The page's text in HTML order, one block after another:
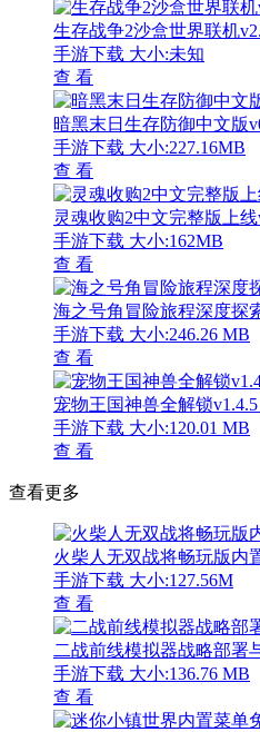
生存战争2沙盒世界联机
手游下载 大小:未知
查 看
暗黑末日生存防御中文版
手游下载 大小:227.16MB
查 看
灵魂收购2中文完整版上
手游下载 大小:162MB
查 看
海之号角冒险旅程深度探
手游下载 大小:246.26 MB
查 看
宠物王国神兽全解锁
手游下载 大小:120.01 MB
查 看
查看更多
火柴人无双战将畅玩版内
手游下载 大小:127.56M
查 看
二战前线模拟器战略部署
手游下载 大小:136.76 MB
查 看